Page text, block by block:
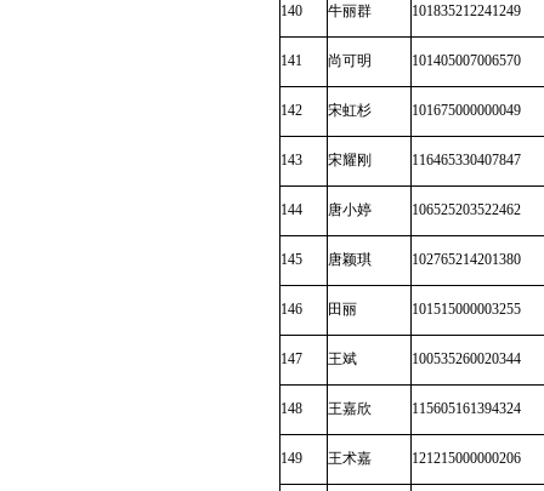
140 牛丽群 101835212241249
141 尚可明 101405007006570
142 宋虹杉 101675000000049
143 宋耀刚 116465330407847
144 唐小婷 106525203522462
145 唐颖琪 102765214201380
146 田丽 101515000003255
147 王斌 100535260020344
148 王嘉欣 115605161394324
149 王术嘉 121215000000206